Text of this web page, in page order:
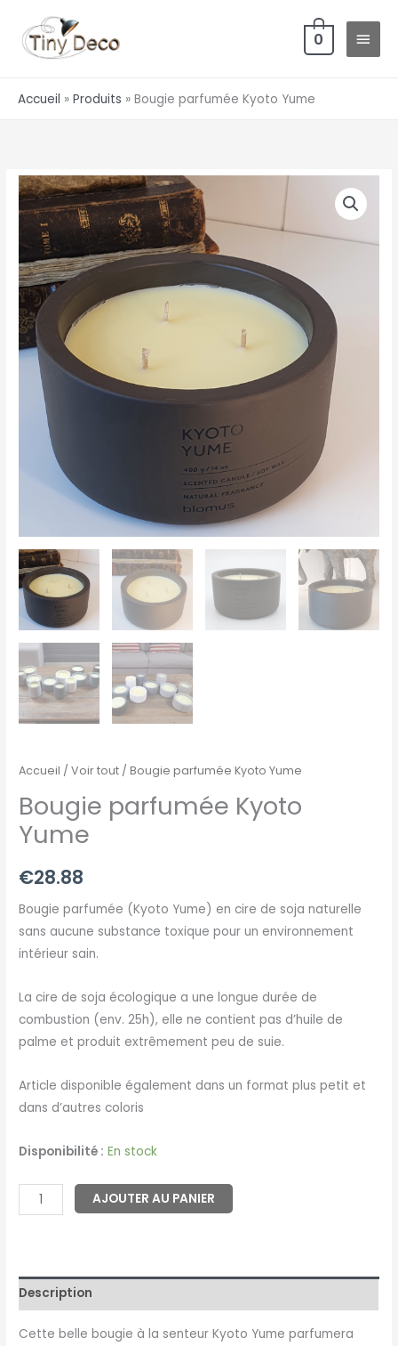
contenu
MENU
0
Accueil Produits Bougie parfumée Kyoto Yume
Accueil /Voir tout / Bougie parfumée Kyoto Yume
Bougie parfumée Kyoto
Yume
€28.88
Bougie parfumée (Kyoto Yume) en cire de soja naturelle
sans aucune substance toxique pour un environnement
intérieur sain.
La cire de soja écologique a une longue durée de
combustion (env. 25h), elle ne contient pas d’huile de
palme et produit extrêmement peu de suie.
Article disponible également dans un format plus petit et
dans d’autres coloris
Disponibilité : En stock
quantité
de
Bougie
parfumée
Kyoto
Yume
AJOUTER AU PANIER
Description
Cette belle bougie à la senteur Kyoto Yume parfumera